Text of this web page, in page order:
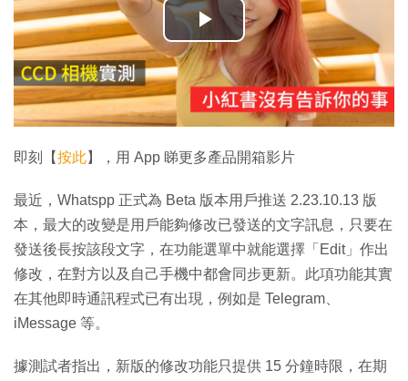
播
放
影
片
即刻【按此】，用 App 睇更多產品開箱影片
最近，Whatspp 正式為 Beta 版本用戶推送 2.23.10.13 版
本，最大的改變是用戶能夠修改已發送的文字訊息，只要在
發送後長按該段文字，在功能選單中就能選擇「Edit」作出
修改，在對方以及自己手機中都會同步更新。此項功能其實
在其他即時通訊程式已有出現，例如是 Telegram、
iMessage 等。
據測試者指出，新版的修改功能只提供 15 分鐘時限，在期